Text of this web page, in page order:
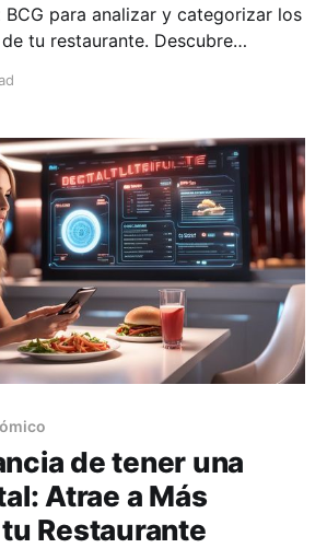
para analizar y categorizar los
tu restaurante. Descubre
de tener una
Atrae a Más
Restaurante